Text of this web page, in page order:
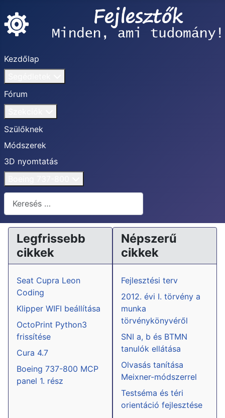
Kezdőlap
Fórum
Szülőknek
Módszerek
3D nyomtatás
Keresés...
Legfrissebb
cikkek
Seat Cupra Leon
Coding
Klipper WIFI beállítása
OctoPrint Python3
frissítése
Cura 4.7
Boeing 737-800 MCP
panel 1. rész
Népszerű
cikkek
Fejlesztési terv
2012. évi I. törvény a
munka
törvénykönyvéről
SNI a, b és BTMN
tanulók ellátása
Olvasás tanítása
Meixner-módszerrel
Testséma és téri
orientáció fejlesztése